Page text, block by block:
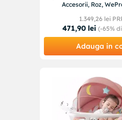
Accesorii, Roz,
1.349,26 lei
471,90 lei (-65%
Adauga in